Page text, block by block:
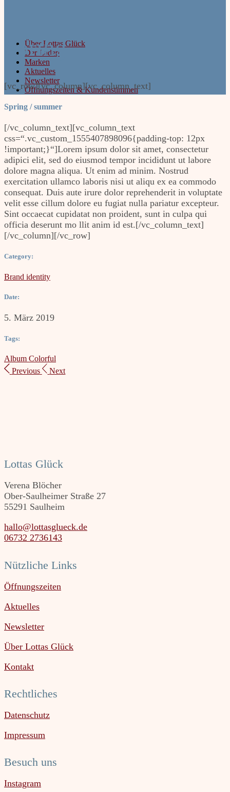
Über Lottas Glück
Der Laden
Marken
Aktuelles
Newsletter
Öffnungszeiten & Kundenstimmen
Spring
[vc_row][vc_column][vc_column_text]
Spring / summer
[/vc_column_text][vc_column_text
css=“.vc_custom_1555407898096{padding-top: 12px
!important;}“]Lorem ipsum dolor sit amet, consectetur
adipici elit, sed do eiusmod tempor incididunt ut labore
dolore magna aliqua. Ut enim ad minim. Nostrud
exercitation ullamco laboris nisi ut aliqu ex ea commodo
consequat. Duis aute irure dolor reprehenderit in voluptate
velit esse cillum dolore eu fugiat nulla pariatur excepteur.
Sint occaecat cupidatat non proident, sunt in culpa qui
officia deserunt mo llit anim id est.[/vc_column_text]
[/vc_column][/vc_row]
Category:
Brand identity
Date:
5. März 2019
Tags:
Album Colorful
Previous
Next
Lottas Glück
Verena Blöcher
Ober-Saulheimer Straße 27
55291 Saulheim
hallo@lottasglueck.de
06732 2736143
Nützliche Links
Öffnungszeiten
Aktuelles
Newsletter
Über Lottas Glück
Kontakt
Rechtliches
Datenschutz
Impressum
Besuch uns
Instagram